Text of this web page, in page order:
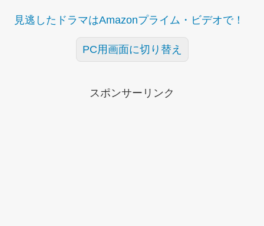
見逃したドラマはAmazonプライム・ビデオで！
PC用画面に切り替え
スポンサーリンク